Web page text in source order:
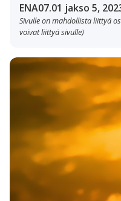
ENA07.01 jakso 5,
Sivulle on mahdollista liittyä
voivat liittyä sivulle)